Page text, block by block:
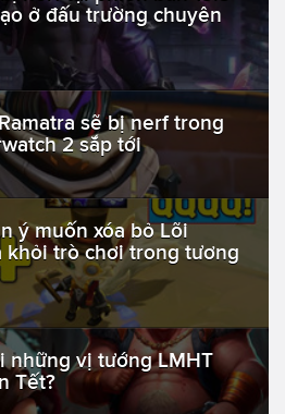
ở đấu trường chuyên
sẽ bị nerf trong
2 sắp tới
ý muốn xóa bỏ Lõi
khỏi trò chơi trong tương
những vị tướng LMHT
Tết?